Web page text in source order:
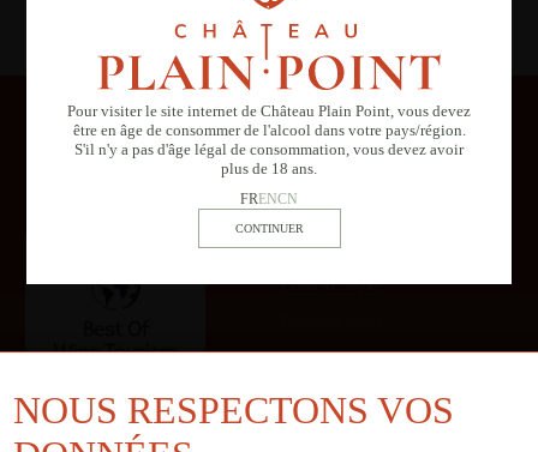
Pour visiter le site internet de Château Plain Point, vous devez
être en âge de consommer de l'alcool dans votre pays/région.
S'il n'y a pas d'âge légal de consommation, vous devez avoir
plus de 18 ans.
FRENCN
géographique qui ne peut accéder à ce contenu
ESPACE PRESSE
Fiches techniques
Galerie
NOUS RESPECTONS VOS